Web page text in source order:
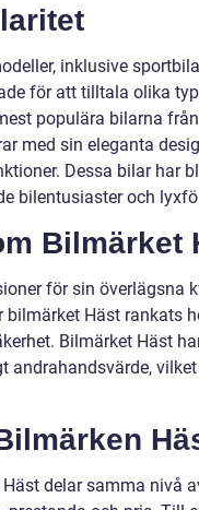
inklusive
för att tilltala olika
populära bilarna från
med sin eleganta
Dessa bilar har
bilentusiaster och
Bilmärket
för sin överlägsna
Häst rankats
Bilmärket Häst
andrahandsvärde,
delar samma nivå